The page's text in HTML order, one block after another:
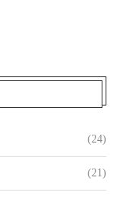
(24)
(21)